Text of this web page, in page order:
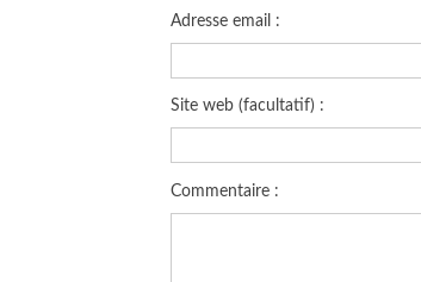
Adresse email :
Site web (facultatif) :
Commentaire :